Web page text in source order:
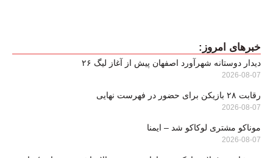
خبرهای امروز:
دیدار دوستانه شهرآورد اصفهان پیش از آغاز لیگ ۲۶
2026-08-07
رقابت ۲۸ بازیکن برای حضور در فهرست نهایی
2026-08-07
موناکو مشتری لوکاکو شد – ایمنا
2026-08-07